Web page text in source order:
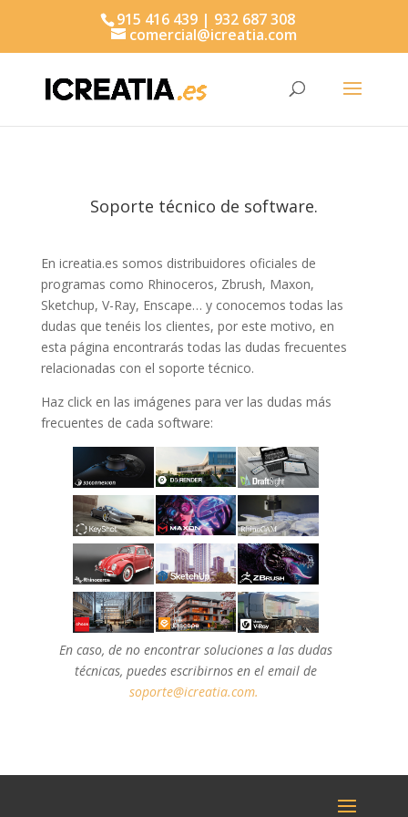
915 416 439 | 932 687 308
comercial@icreatia.com
Soporte técnico de software.
En icreatia.es somos distribuidores oficiales de
programas como Rhinoceros, Zbrush, Maxon,
Sketchup, V-Ray, Enscape… y conocemos todas las
dudas que tenéis los clientes, por este motivo, en
esta página encontrarás todas las dudas frecuentes
relacionadas con el soporte técnico.
Haz click en las imágenes para ver las dudas más
frecuentes de cada software:
En caso, de no encontrar soluciones a las dudas
técnicas, puedes escribirnos en el email de
soporte@icreatia.com.